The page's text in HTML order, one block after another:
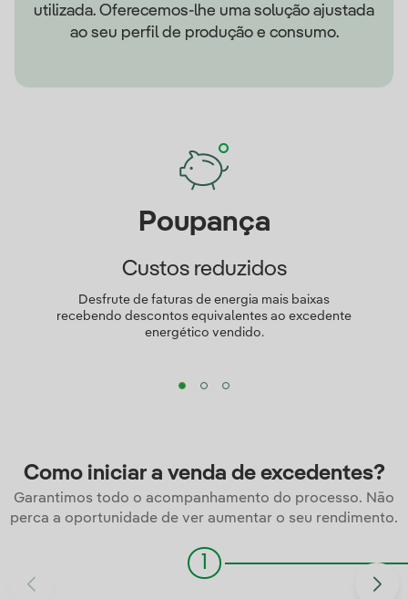
utilizada. Oferecemos-lhe uma solução ajustada
ao seu perfil de produção e consumo.
Poupança
Custos reduzidos
Desfrute de faturas de energia mais baixas
recebendo descontos equivalentes ao excedente
energético vendido.
Como iniciar a venda de excedentes?
Garantimos todo o acompanhamento do processo. Não
perca a oportunidade de ver aumentar o seu rendimento.